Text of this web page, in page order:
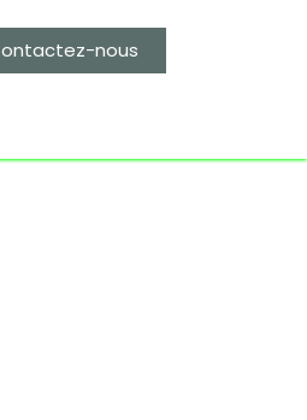
nous